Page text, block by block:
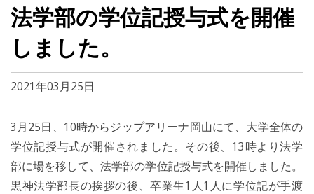
法学部の学位記授与式を開催
しました。
2021年03月25日
3月25日、10時からジップアリーナ岡山にて、大学全体の
学位記授与式が開催されました。その後、13時より法学
部に場を移して、法学部の学位記授与式を開催しました。
黒神法学部長の挨拶の後、卒業生1人1人に学位記が手渡